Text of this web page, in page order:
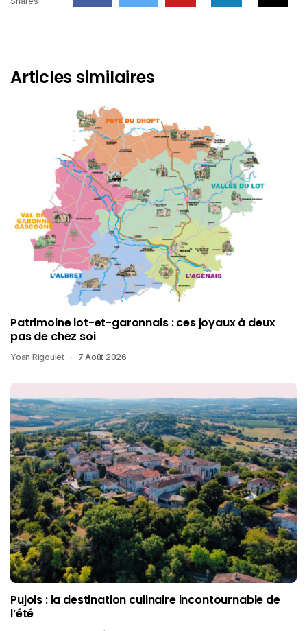
Articles similaires
Patrimoine lot-et-garonnais : ces joyaux à deux
pas de chez soi
Yoan Rigoulet 7 Août 2026
Pujols : la destination culinaire incontournable de
l’été